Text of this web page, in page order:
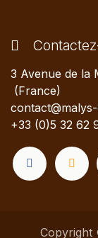
3 Avenue de la
(France)
+33 (0)5 32 62
Copyright